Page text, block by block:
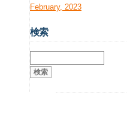
February, 2023
検索